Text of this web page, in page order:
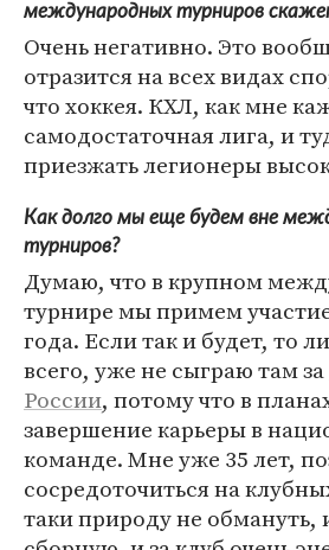
международных турниров
Очень негативно. Это
отразится на всех видах
что хоккея. КХЛ, как мне
самодостаточная лига, и
приезжать легионеры
Как долго мы еще будем вне
турниров?
Думаю, что в крупном
турнире мы примем
года. Если так и будет, то
всего, уже не сыграю там за
России, потому что в
завершение карьеры в
команде. Мне уже 35 лет,
сосредоточиться на
таки природу не обмануть,